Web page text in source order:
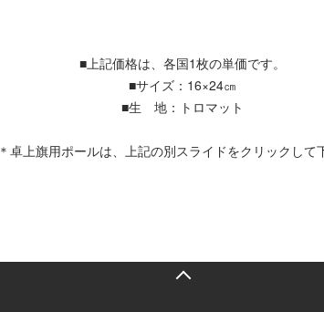
■上記価格は、各国1枚の単価です。
■サイズ：16×24㎝
■生 地：トロマット
＊卓上旗用ポールは、上記の別スライドをクリックして